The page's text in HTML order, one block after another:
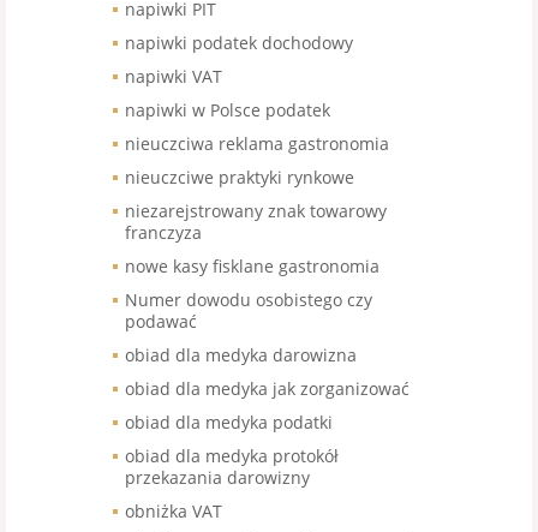
napiwki PIT
napiwki podatek dochodowy
napiwki VAT
napiwki w Polsce podatek
nieuczciwa reklama gastronomia
nieuczciwe praktyki rynkowe
niezarejstrowany znak towarowy
franczyza
nowe kasy fisklane gastronomia
Numer dowodu osobistego czy
podawać
obiad dla medyka darowizna
obiad dla medyka jak zorganizować
obiad dla medyka podatki
obiad dla medyka protokół
przekazania darowizny
obniżka VAT